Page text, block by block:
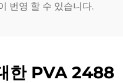
번영 할 수 있습니다.
한 PVA 2488